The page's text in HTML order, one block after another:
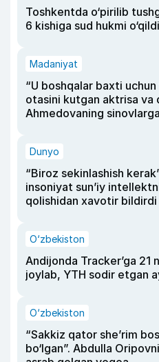
Toshkentda o‘pirilib
6 kishiga sud hukmi o‘qildi
Madaniyat
“U boshqalar baxti
otasini kutgan aktrisa va
Ahmedovaning
Dunyo
“Biroz sekinlashish
insoniyat sun’iy
qolishidan xavotir bildirdi
O‘zbekiston
Andijonda Tracker’ga 21
joylab, YTH sodir etgan
O‘zbekiston
“Sakkiz qator she’rim
bo‘lgan”. Abdulla